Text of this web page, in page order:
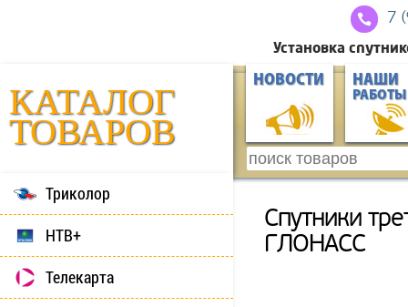
7
Установка
КАТАЛОГ
ТОВАРОВ
НОВОСТИ НАШИ
РАБОТЫ
Триколор
НТВ+
Телекарта
Спутники
ГЛОНАСС